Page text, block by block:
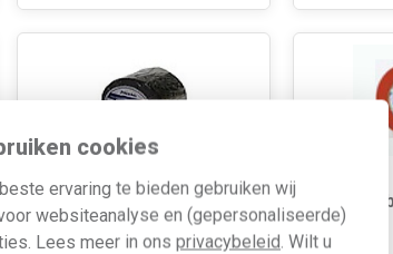
cookies
ervaring te bieden gebruiken wij
websiteanalyse en (gepersonaliseerde)
Lees meer in ons privacybeleid. Wilt u
Isolatietape diverse
merken
outdoor